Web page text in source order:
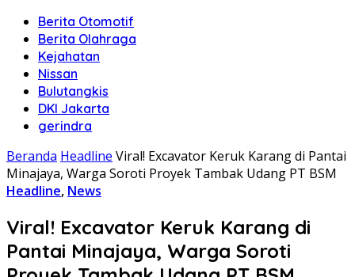
Berita Otomotif
Berita Olahraga
Kejahatan
Nissan
Bulutangkis
DKI Jakarta
gerindra
Beranda Headline Viral! Excavator Keruk Karang di Pantai
Minajaya, Warga Soroti Proyek Tambak Udang PT BSM
Headline, News
Viral! Excavator Keruk Karang di
Pantai Minajaya, Warga Soroti